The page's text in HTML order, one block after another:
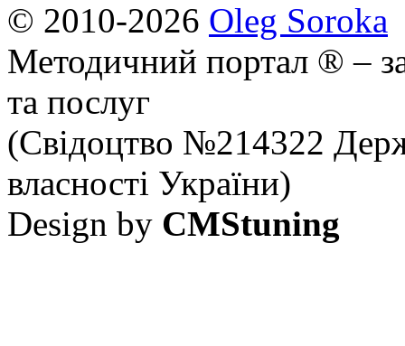
© 2010-2026 Oleg Soroka
Методичний портал ® –
та послуг
(Свідоцтво №214322
власності України)
Design by CMStuning